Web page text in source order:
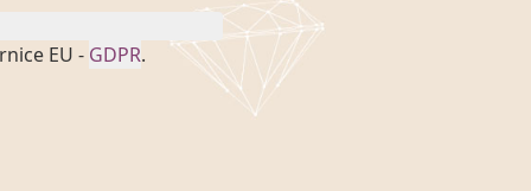
EU - GDPR.
č. 101/2000 Sb. v
uchováním veškerých